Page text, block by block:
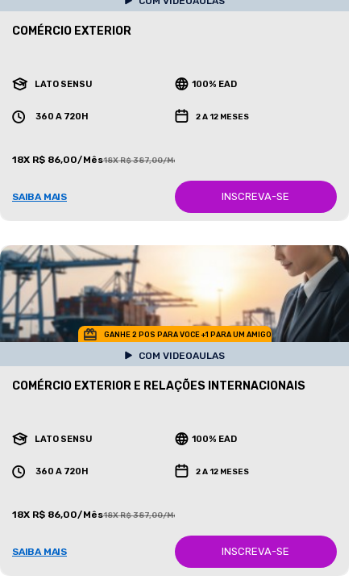
COMÉRCIO EXTERIOR
LATO SENSU 100% EAD
360 A 720H 2 A 12 MESES
18X R$ 86,00/Mês18X R$ 387,00/Mês
SAIBA MAIS INSCREVA-SE
GANHE 2 POS PARA VOCE +1 PARA UM AMIGO
COM VIDEOAULAS
COMÉRCIO EXTERIOR E RELAÇÕES INTERNACIONAIS
LATO SENSU 100% EAD
360 A 720H 2 A 12 MESES
18X R$ 86,00/Mês18X R$ 387,00/Mês
SAIBA MAIS INSCREVA-SE